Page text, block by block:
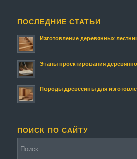
ПОСЛЕДНИЕ СТАТЬИ
Изготовление деревянных
Этапы проектирования
Породы древесины для
ПОИСК ПО САЙТУ